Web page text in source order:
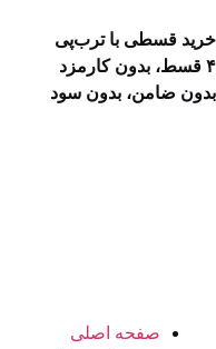
خرید قسطی با ترب‌پی
۴ قسط، بدون کارمزد
بدون ضامن، بدون سود
صفحه اصلی